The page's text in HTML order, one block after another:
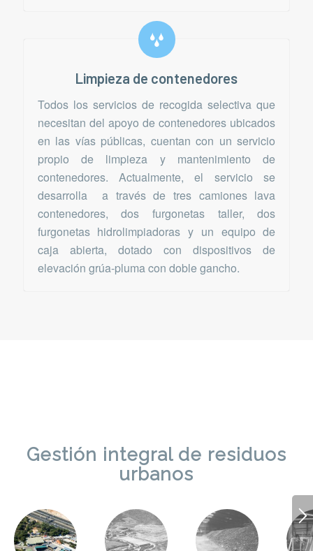
Limpieza de contenedores
Todos los servicios de recogida selectiva que
necesitan del apoyo de contenedores ubicados
en las vías públicas, cuentan con un servicio
propio de limpieza y mantenimiento de
contenedores. Actualmente, el servicio se
desarrolla a través de tres camiones lava
contenedores, dos furgonetas taller, dos
furgonetas hidrolimpiadoras y un equipo de
caja abierta, dotado con dispositivos de
elevación grúa-pluma con doble gancho.
Gestión integral de residuos
urbanos